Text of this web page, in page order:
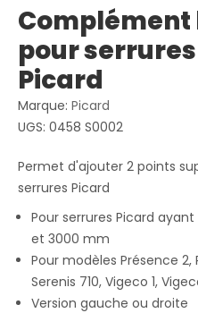
Complément
pour
Picard
Marque: Picard
UGS: 0458 S0002
Permet d'ajouter 2 points
serrures Picard
Pour serrures Picard
et 3000 mm
Pour modèles Présence 2,
Serenis 710, Vigeco 1,
Version gauche ou droite